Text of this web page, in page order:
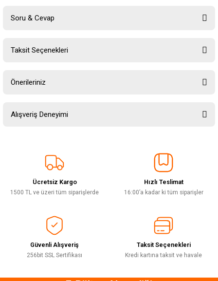
Soru & Cevap
Taksit Seçenekleri
Önerileriniz
Bu ürünün fiyat bilgisi, resim, ürün açıklamalarında ve diğer konularda
yetersiz gördüğünüz noktaları öneri formunu kullanarak tarafımıza
Ürün resmi kalitesiz, bozuk veya görüntülenemiyor.
Ürün açıklamasında eksik bilgiler bulunuyor.
Ürün bilgilerinde hatalar bulunuyor.
Bu ürüne benzer farklı alternatifler olmalı.
Alışveriş Deneyimi
Deneyimini Paylaş
Ücretsiz Kargo
1500 TL ve üzeri tüm siparişlerde
Hızlı Teslimat
16:00’a kadar ki tüm siparişler
Güvenli Alışveriş
256bit SSL Sertifikası
Taksit Seçenekleri
Kredi kartına taksit ve havale